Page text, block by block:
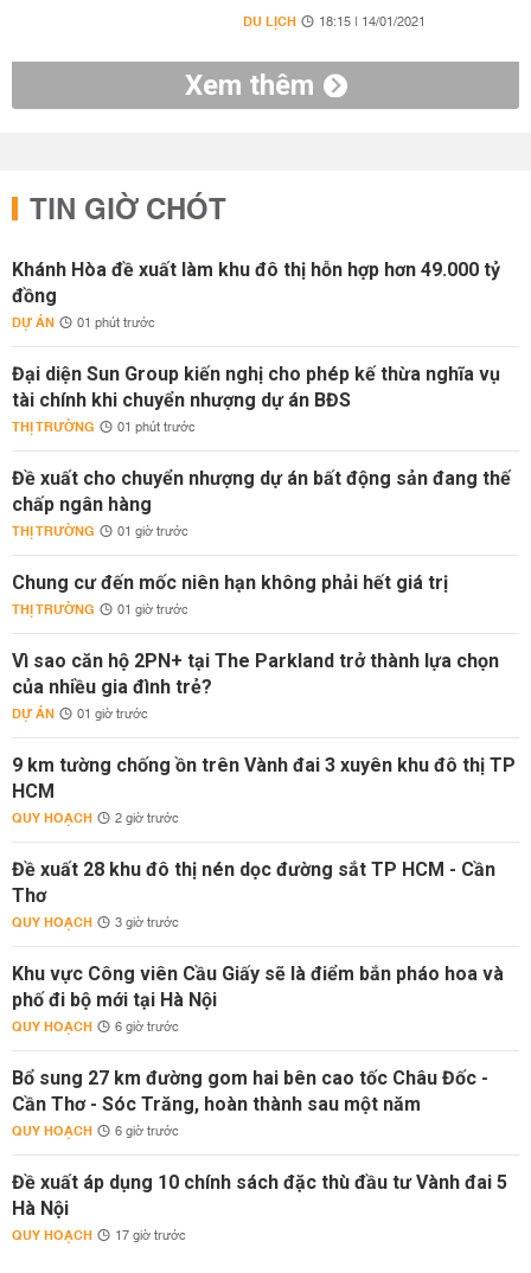
DU LỊCH 18:15 | 14/01/2021
Xem thêm
TIN GIỜ CHÓT
Khánh Hòa đề xuất làm khu đô thị hỗn hợp hơn 49.000 tỷ
đồng
DỰ ÁN 01 phút trước
Đại diện Sun Group kiến nghị cho phép kế thừa nghĩa vụ
tài chính khi chuyển nhượng dự án BĐS
THỊ TRƯỜNG 01 phút trước
Đề xuất cho chuyển nhượng dự án bất động sản đang thế
chấp ngân hàng
THỊ TRƯỜNG 01 giờ trước
Chung cư đến mốc niên hạn không phải hết giá trị
THỊ TRƯỜNG 01 giờ trước
Vì sao căn hộ 2PN+ tại The Parkland trở thành lựa chọn
của nhiều gia đình trẻ?
DỰ ÁN 01 giờ trước
9 km tường chống ồn trên Vành đai 3 xuyên khu đô thị TP
HCM
QUY HOẠCH 2 giờ trước
Đề xuất 28 khu đô thị nén dọc đường sắt TP HCM - Cần
Thơ
QUY HOẠCH 3 giờ trước
Khu vực Công viên Cầu Giấy sẽ là điểm bắn pháo hoa và
phố đi bộ mới tại Hà Nội
QUY HOẠCH 6 giờ trước
Bổ sung 27 km đường gom hai bên cao tốc Châu Đốc -
Cần Thơ - Sóc Trăng, hoàn thành sau một năm
QUY HOẠCH 6 giờ trước
Đề xuất áp dụng 10 chính sách đặc thù đầu tư Vành đai 5
Hà Nội
QUY HOẠCH 17 giờ trước